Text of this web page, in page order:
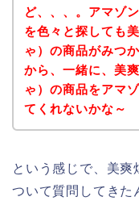
ど、、、。アマゾ
を色々と探しても
ゃ）の商品がみつ
から、一緒に、美
ゃ）の商品をアマ
てくれないかな～
という感じで、美爽
ついて質問してきた